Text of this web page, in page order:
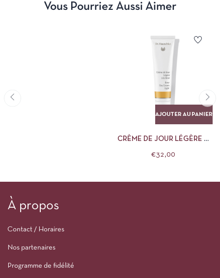
Vous Pourriez Aussi Aimer
AJOUTER AU PANIER
CRÈME DE JOUR LÉGÈRE À
€32,00
À propos
Contact / Horaires
Nos partenaires
Programme de fidélité